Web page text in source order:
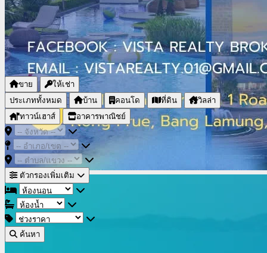
ขาย
ให้เช่า
ประเภททั้งหมด
บ้าน คอนโด ที่ดิน
วิลล่า
ทาวน์เฮาส์
อาคารพาณิชย์
ตัวกรองเพิ่มเติม
ค้นหา